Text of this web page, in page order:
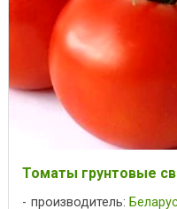
Томаты грунтовые
производитель: